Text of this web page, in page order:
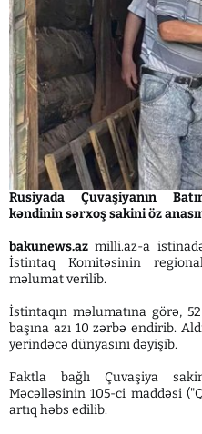
Rusiyada Çuvaşiyanın
kəndinin sərxoş sakini öz
bakunews.az milli.az-a
İstintaq Komitəsinin
məlumat verilib.
İstintaqın məlumatına görə,
başına azı 10 zərbə endirib.
yerindəcə dünyasını dəyişib.
Faktla bağlı Çuvaşiya
Məcəlləsinin 105-ci maddəsi
artıq həbs edilib.